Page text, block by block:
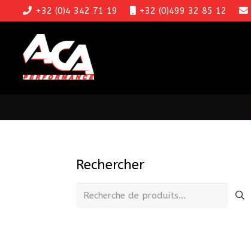
+32 (0)4 342 71 19 +32 (0)499 32 85 12
Rechercher
Recherche